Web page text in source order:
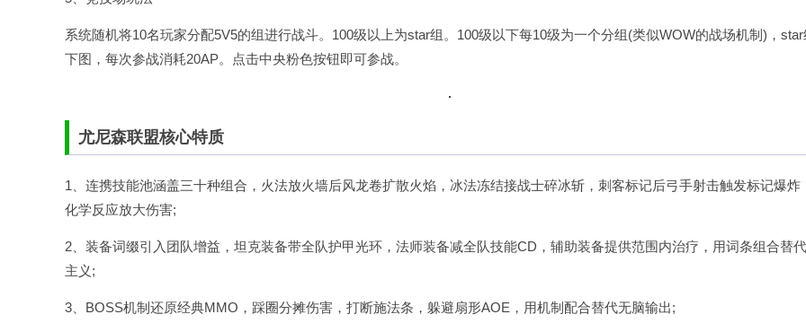
系统随机将10名玩家分配5V5的组进行战斗。100级以上为star组。100级以下每10级为一个分组(类似WOW的战场机制)，
下图，每次参战消耗20AP。点击中央粉色按钮即可参战。
尤尼森联盟核心特质
1、连携技能池涵盖三十种组合，火法放火墙后风龙卷扩散火焰，冰法冻结接战士碎冰斩，刺客标记后弓手射击触发标记爆炸
化学反应放大伤害;
2、装备词缀引入团队增益，坦克装备带全队护甲光环，法师装备减全队技能CD，辅助装备提供范围内治疗，用词条组合替
主义;
3、BOSS机制还原经典MMO，踩圈分摊伤害，打断施法条，躲避扇形AOE，用机制配合替代无脑输出;